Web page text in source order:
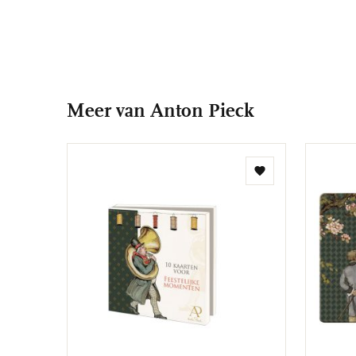
Meer van Anton Pieck
Toevoegen